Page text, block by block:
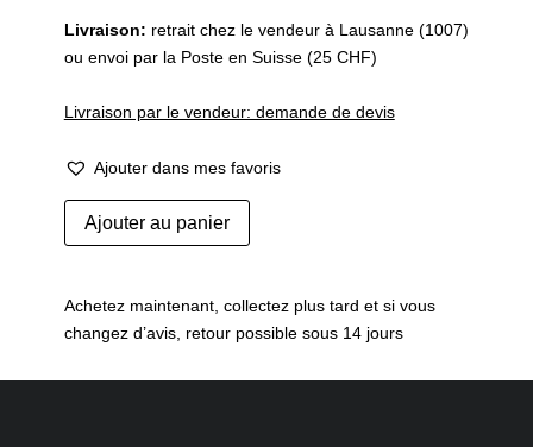
Livraison: retrait chez le vendeur à Lausanne (1007)
ou envoi par la Poste en Suisse (25 CHF)
Livraison par le vendeur: demande de devis
Ajouter dans mes favoris
quantité
de
Ajouter au panier
Achetez maintenant, collectez plus tard et si vous
changez d’avis, retour possible sous 14 jours